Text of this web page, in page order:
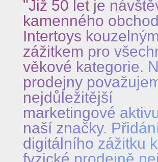
"Již 50 let je
kamenného
Intertoys kouzelným
zážitkem pro
věkové kategorie.
prodejny
nejdůležitější
marketingové
naší značky.
digitálního zážitku k